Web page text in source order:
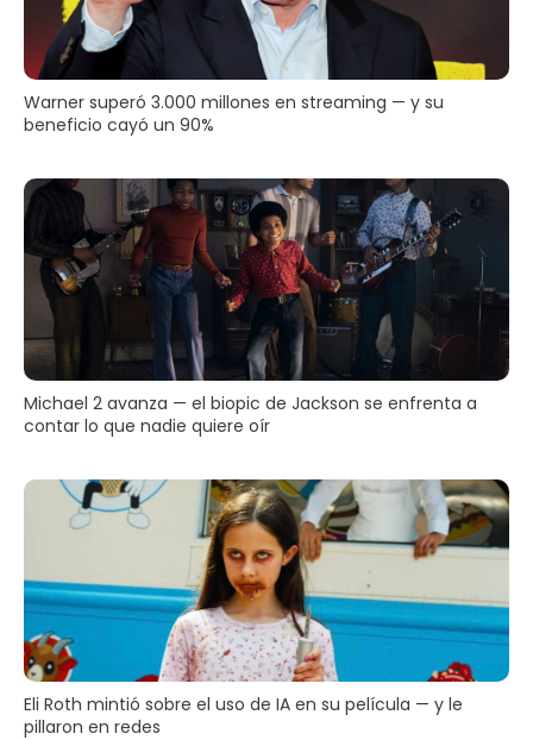
Warner superó 3.000 millones en streaming — y su
beneficio cayó un 90%
Michael 2 avanza — el biopic de Jackson se enfrenta a
contar lo que nadie quiere oír
Eli Roth mintió sobre el uso de IA en su película — y le
pillaron en redes